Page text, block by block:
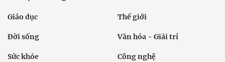
Giáo dục Thế giới
Đời sống Văn hóa - Giải trí
Sức khỏe Công nghệ